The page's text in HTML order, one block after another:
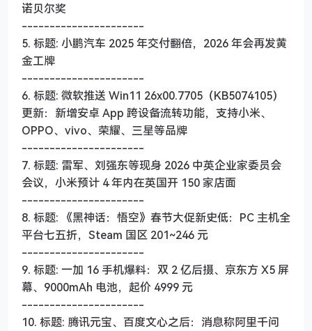
诺贝尔奖
----------------------
5. 标题: 小鹏汽车 2025 年交付翻倍，2026 年会再发黄
金工牌
----------------------
6. 标题: 微软推送 Win11 26x00.7705（KB5074105）
更新：新增安卓 App 跨设备流转功能，支持小米、
OPPO、vivo、荣耀、三星等品牌
----------------------
7. 标题: 雷军、刘强东等现身 2026 中英企业家委员会
会议，小米预计 4 年内在英国开 150 家店面
----------------------
8. 标题: 《黑神话：悟空》春节大促新史低：PC 主机全
平台七五折，Steam 国区 201~246 元
----------------------
9. 标题: 一加 16 手机爆料：双 2 亿后摄、京东方 X5 屏
幕、9000mAh 电池，起价 4999 元
----------------------
10. 标题: 腾讯元宝、百度文心之后：消息称阿里千问